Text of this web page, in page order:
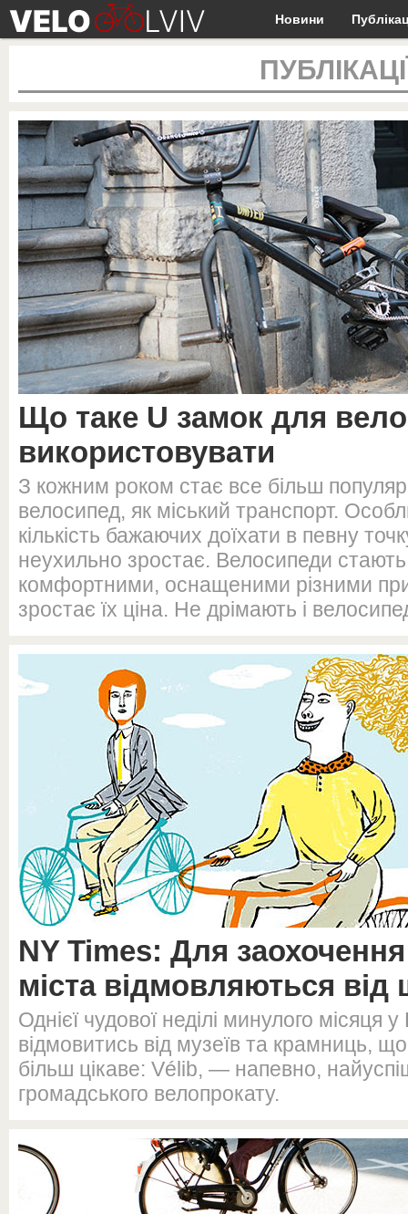
Новини
Що таке U замок для
використовувати
З кожним роком стає все більш
велосипед, як міський транспорт.
кількість бажаючих доїхати в певну
неухильно зростає. Велосипеди
комфортними, оснащеними різними
зростає їх ціна. Не дрімають і
NY Times: Для
міста відмовляються від
Однієї чудової неділі минулого місяця
відмовитись від музеїв та крамниць,
більш цікаве: Vélib, — напевно,
громадського велопрокату.